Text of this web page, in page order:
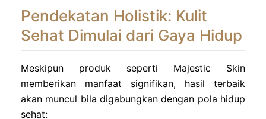
Pendekatan Holistik: Kulit
Sehat Dimulai dari Gaya Hidup
Meskipun produk seperti Majestic Skin
memberikan manfaat signifikan, hasil terbaik
akan muncul bila digabungkan dengan pola hidup
sehat: